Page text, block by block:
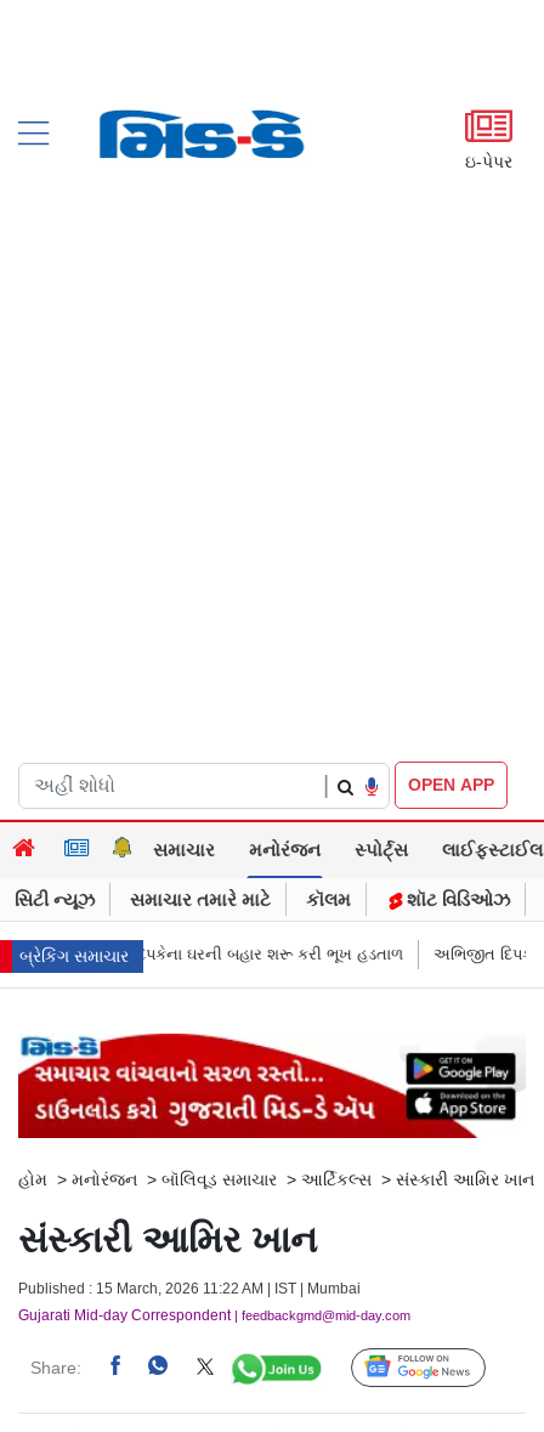
ઇ-પેપર
OPEN APP
સમાચાર મનોરંજન સ્પોર્ટ્સ લાઈફસ્ટાઈલ
સિટી ન્યૂઝ સમાચાર તમારે માટે કૉલમ શૉટ વિડિઓઝ
બ્રેકિંગ સમાચાર
શરૂ કરી ભૂખ હડતાળ અભિજીત દિપકેએ CJPની નવી નીતિ જાહેર કરી,
હોમ > મનોરંજન > બૉલિવૂડ સમાચાર > આર્ટિકલ્સ > સંસ્કારી આમિર ખાન
સંસ્કારી આમિર ખાન
Published : 15 March, 2026 11:22 AM | IST | Mumbai
Gujarati Mid-day Correspondent| feedbackgmd@mid-day.com
Share: Follow Us